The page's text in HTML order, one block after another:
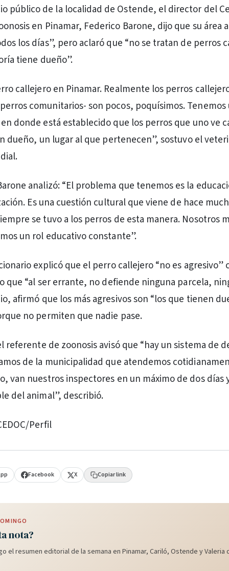
público de la localidad de Ostende, el director del
en Pinamar, Federico Barone, dijo que su área
los días”, pero aclaró que “no se tratan de perros
tiene dueño”.
callejero en Pinamar. Realmente los perros
comunitarios- son pocos, poquísimos. Tenemos
donde está establecido que los perros que uno ve
dueño, un lugar al que pertenecen”, sostuvo el
analizó: “El problema que tenemos es la
Es una cuestión cultural que viene de hace
se tuvo a los perros de esta manera. Nosotros
un rol educativo constante”.
explicó que el perro callejero “no es agresivo”
que “al ser errante, no defiende ninguna parcela,
afirmó que los más agresivos son “los que tienen
no permiten que nadie pase.
referente de zoonosis avisó que “hay un sistema de
de la municipalidad que atendemos
van nuestros inspectores en un máximo de dos días
del animal”, describió.
Perfil
Facebook X Copiar link
nota?
el resumen editorial de la semana en Pinamar, Cariló, Ostende y Valeria